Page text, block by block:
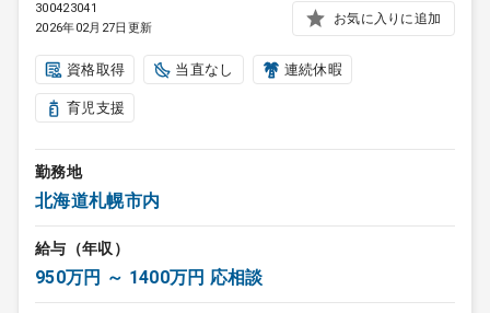
300423041
2026年02月27日更新
お気に入りに追加
資格取得 当直なし 連続休暇
育児支援
勤務地
北海道札幌市内
給与（年収）
950万円 ～ 1400万円 応相談